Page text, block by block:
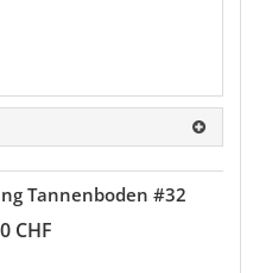
Tannenboden #32
CHF